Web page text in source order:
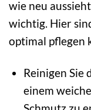
wie neu
wichtig. Hier
optimal pflegen
Reinigen Sie
einem